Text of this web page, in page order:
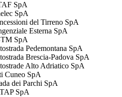
SpA
SpA
del Tirreno SpA
Esterna SpA
SpA
Pedemontana SpA
Brescia-Padova SpA
Alto Adriatico SpA
Cuneo SpA
dei Parchi SpA
SpA